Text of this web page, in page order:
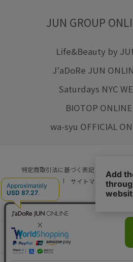
JUN GROUP
Life&Beauty by
J'aDoRe JUN
Saturdays NYC
BIOTOP
wa-syu OFFICIAL
特定商取引法に基づく表記 プライバ
ご利用規約
サイトマップ リ
© JUN CO.,LTD. ALL
店舗在庫
をみる
カート